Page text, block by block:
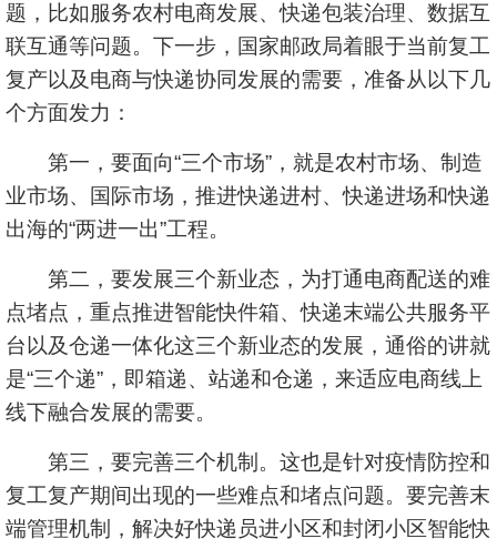
题，比如服务农村电商发展、快递包装治理、数据互
联互通等问题。下一步，国家邮政局着眼于当前复工
复产以及电商与快递协同发展的需要，准备从以下几
个方面发力：
第一，要面向“三个市场”，就是农村市场、制造
业市场、国际市场，推进快递进村、快递进场和快递
出海的“两进一出”工程。
第二，要发展三个新业态，为打通电商配送的难
点堵点，重点推进智能快件箱、快递末端公共服务平
台以及仓递一体化这三个新业态的发展，通俗的讲就
是“三个递”，即箱递、站递和仓递，来适应电商线上
线下融合发展的需要。
第三，要完善三个机制。这也是针对疫情防控和
复工复产期间出现的一些难点和堵点问题。要完善末
端管理机制，解决好快递员进小区和封闭小区智能快